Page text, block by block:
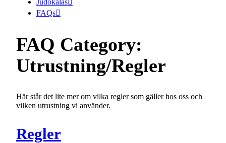
Judokalas
FAQs
FAQ Category:
Utrustning/Regler
Här står det lite mer om vilka regler som gäller hos oss och
vilken utrustning vi använder.
Regler